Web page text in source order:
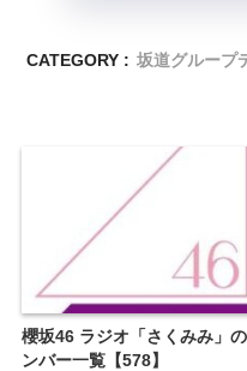
CATEGORY : 坂道グループ
櫻坂46 ラジオ「さくみみ」
ンバー一覧【578】